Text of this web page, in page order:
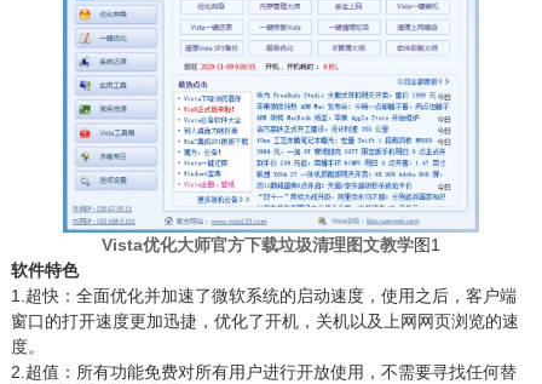
Vista优化大师官方下载垃圾清理图文教学图1
软件特色
1.超快：全面优化并加速了微软系统的启动速度，使用之后，客户端
窗口的打开速度更加迅捷，优化了开机，关机以及上网网页浏览的速
度。
2.超值：所有功能免费对所有用户进行开放使用，不需要寻找任何替